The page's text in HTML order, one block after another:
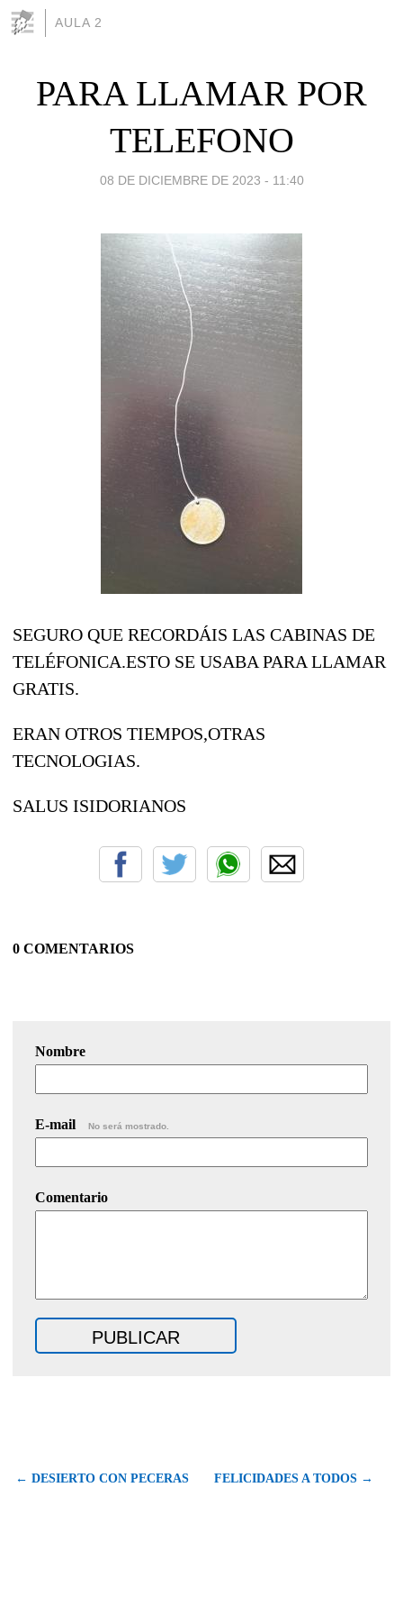
AULA 2
PARA LLAMAR POR
TELEFONO
08 DE DICIEMBRE DE 2023 - 11:40
SEGURO QUE RECORDÁIS LAS CABINAS DE
TELÉFONICA.ESTO SE USABA PARA LLAMAR
GRATIS.
ERAN OTROS TIEMPOS,OTRAS
TECNOLOGIAS.
SALUS ISIDORIANOS
0 COMENTARIOS
Nombre
E-mail No será mostrado.
Comentario
← DESIERTO CON PECERAS FELICIDADES A TODOS →